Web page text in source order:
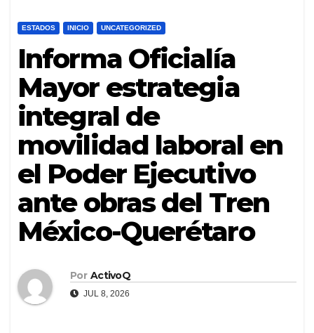
ESTADOS INICIO UNCATEGORIZED
Informa Oficialía
Mayor estrategia
integral de
movilidad laboral en
el Poder Ejecutivo
ante obras del Tren
México-Querétaro
Por ActivoQ
JUL 8, 2026